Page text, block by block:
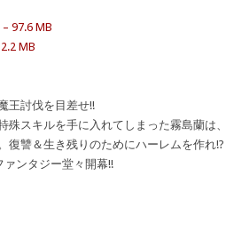
97.6 MB
MB
王討伐を目差せ!!
殊スキルを手に入れてしまった霧島蘭は
復讐＆生き残りのためにハーレムを作れ!?
ァンタジー堂々開幕!!